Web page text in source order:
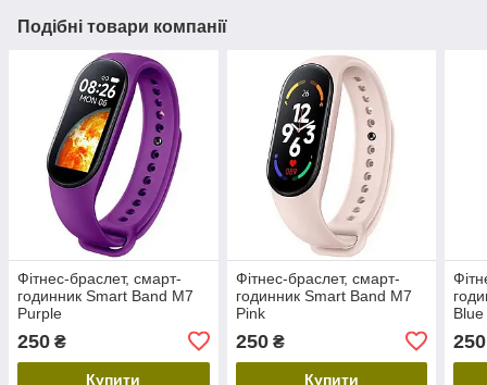
Подібні товари компанії
Фітнес-браслет, смарт-
годинник Smart Band M7
Purple
250 ₴
Купити
Фітнес-браслет, смарт-
годинник Smart Band M7
Pink
250₴
Купити
Blue
250